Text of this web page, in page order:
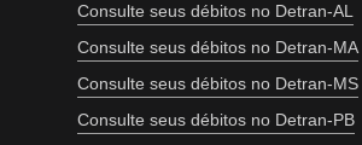
Consulte seus débitos no Detran-AL
Consulte seus débitos no Detran-MA
Consulte seus débitos no Detran-MS
Consulte seus débitos no Detran-PB